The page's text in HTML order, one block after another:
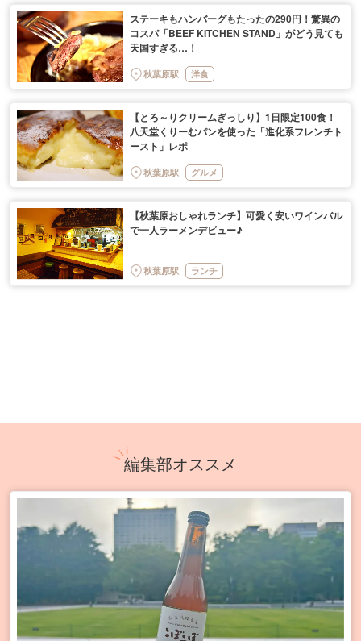
ステーキもハンバーグもたったの290円！驚異の
コスパ「BEEF KITCHEN STAND」がどう見ても
天国すぎる…！
秋葉原駅 洋食
【とろ～りクリームぎっしり】1日限定100食！
八天堂くりーむパンを使った「進化系フレンチト
ースト」レポ
秋葉原駅 グルメ
【秋葉原おしゃれランチ】可愛く安いワインバル
で一人ラーメンデビュー♪
秋葉原駅 ランチ
編集部オススメ